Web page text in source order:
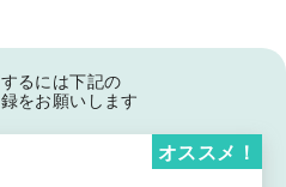
るには下記の
をお願いします
オススメ！